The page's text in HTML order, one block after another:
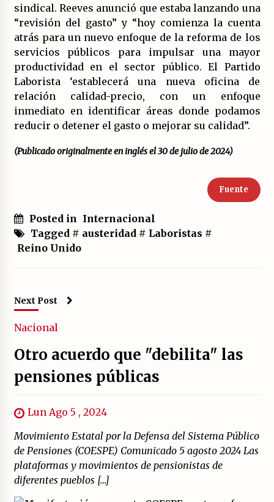
sindical. Reeves anunció que estaba lanzando una
“revisión del gasto” y “hoy comienza la cuenta
atrás para un nuevo enfoque de la reforma de los
servicios públicos para impulsar una mayor
productividad en el sector público. El Partido
Laborista ‘establecerá una nueva oficina de
relación calidad-precio, con un enfoque
inmediato en identificar áreas donde podamos
reducir o detener el gasto o mejorar su calidad”.
(Publicado originalmente en inglés el 30 de julio de 2024)
Fuente
Posted in Internacional
Tagged # austeridad # Laboristas #
Reino Unido
Next Post
Nacional
Otro acuerdo que "debilita" las
pensiones públicas
Lun Ago 5 , 2024
Movimiento Estatal por la Defensa del Sistema Público
de Pensiones (COESPE) Comunicado 5 agosto 2024 Las
plataformas y movimientos de pensionistas de
diferentes pueblos […]